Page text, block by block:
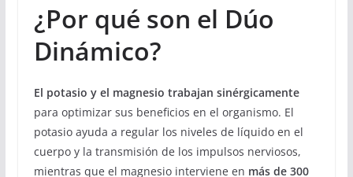
¿Por qué son el Dúo
Dinámico?
El potasio y el magnesio trabajan sinérgicamente
para optimizar sus beneficios en el organismo. El
potasio ayuda a regular los niveles de líquido en el
cuerpo y la transmisión de los impulsos nerviosos,
mientras que el magnesio interviene en más de 300